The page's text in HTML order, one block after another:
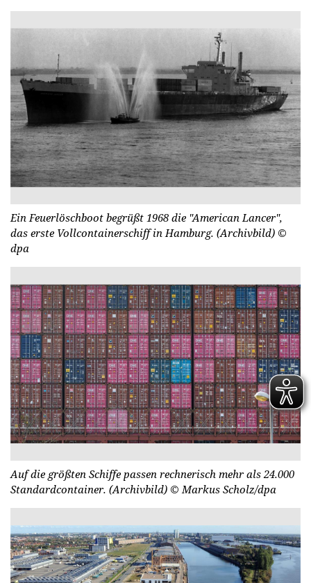
Ein Feuerlöschboot begrüßt 1968 die "American Lancer",
das erste Vollcontainerschiff in Hamburg. (Archivbild) ©
dpa
Auf die größten Schiffe passen rechnerisch mehr als 24.000
Standardcontainer. (Archivbild) © Markus Scholz/dpa